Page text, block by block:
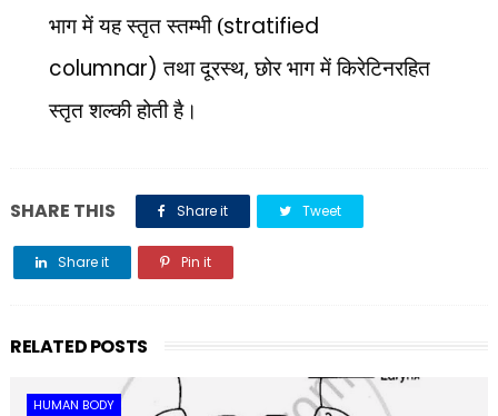
भाग में यह स्तृत स्तम्भी (stratified
columnar)तथा दूरस्थ,छोर भाग में किरेटिनरहित
स्तृत शल्की होती है।
SHARE THIS Share it Tweet
Share it Pin it
RELATED POSTS
HUMAN BODY